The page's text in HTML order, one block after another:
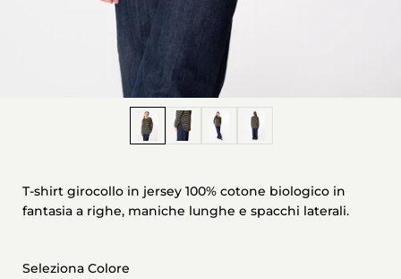
Mostra diapositiva 1
Mostra diapositiva 2
Mostra diapositiva 3
Mostra diapositiva 4
T-shirt girocollo in jersey 100% cotone biologico in
fantasia a righe, maniche lunghe e spacchi laterali.
Seleziona Colore